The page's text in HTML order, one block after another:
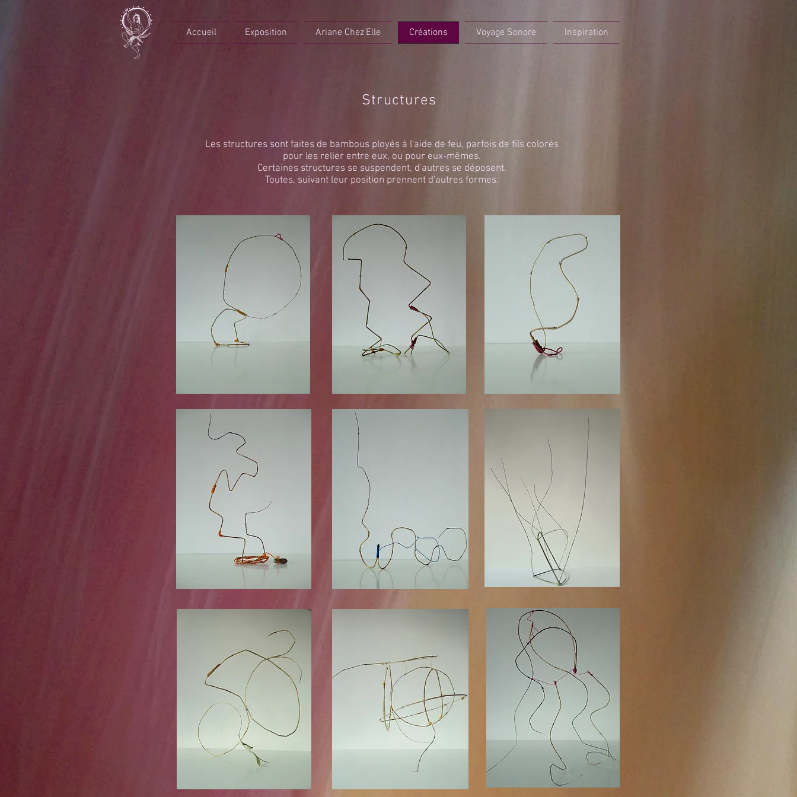
Accueil Exposition Ariane Chez'Elle Créations Voyage Sonore Inspiration
Structures
Les structures sont faites de bambous ployés à l'aide de feu, parfois de fils colorés
pour les relier entre eux, ou pour eux-mêmes.
Certaines structures se suspendent, d'autres se déposent.
Toutes, suivant leur position prennent d'autres formes.